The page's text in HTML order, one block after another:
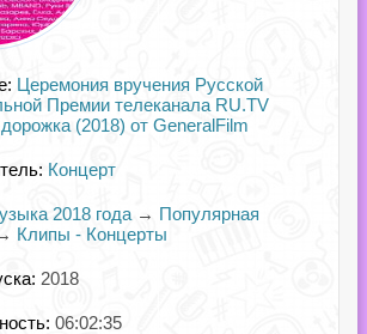
Церемония вручения Русской
Премии телеканала RU.TV
(2018) от GeneralFilm
Концерт
2018 года → Популярная
Клипы - Концерты
2018
06:02:35